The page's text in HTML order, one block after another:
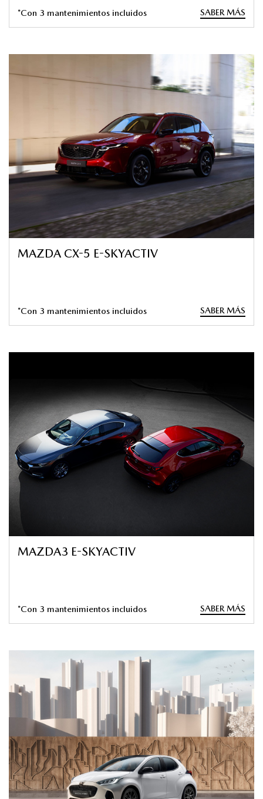
*Con 3 mantenimientos incluidos SABER MÁS
MAZDA CX-5 E-SKYACTIV
*Con 3 mantenimientos incluidos SABER MÁS
MAZDA3 E-SKYACTIV
*Con 3 mantenimientos incluidos SABER MÁS